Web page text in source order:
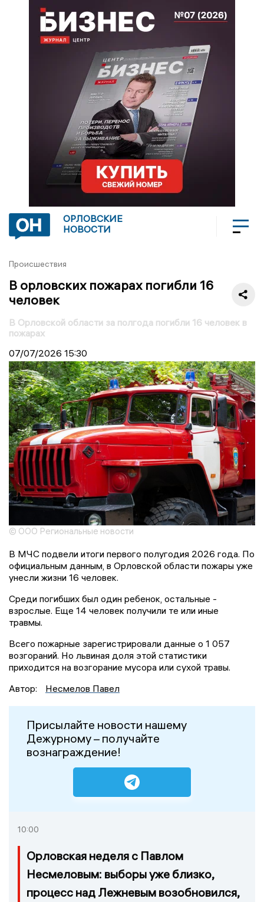
ОРЛОВСКИЕ
НОВОСТИ
Происшествия
В орловских пожарах погибли 16
человек
В Орловской области за полгода погибли 16 человек в
пожарах
07/07/2026 15:30
© ООО Региональные новости
В МЧС подвели итоги первого полугодия 2026 года. По
официальным данным, в Орловской области пожары уже
унесли жизни 16 человек.
Среди погибших был один ребенок, остальные -
взрослые. Еще 14 человек получили те или иные
травмы.
Всего пожарные зарегистрировали данные о 1 057
возгораний. Но львиная доля этой статистики
приходится на возгорание мусора или сухой травы.
Автор:
Несмелов Павел
Присылайте новости нашему
Дежурному – получайте
вознаграждение!
10:00
Орловская неделя с Павлом
Несмеловым: выборы уже близко,
процесс над Лежневым возобновился,